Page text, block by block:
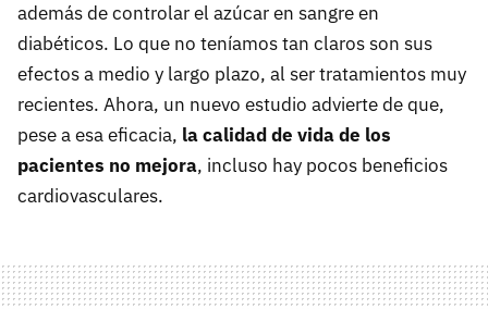
además de controlar el azúcar en sangre en
diabéticos. Lo que no teníamos tan claros son sus
efectos a medio y largo plazo, al ser tratamientos muy
recientes. Ahora, un nuevo estudio advierte de que,
pese a esa eficacia, la calidad de vida de los
pacientes no mejora, incluso hay pocos beneficios
cardiovasculares.